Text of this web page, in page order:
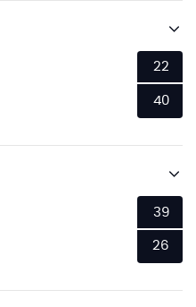
22
40
39
26